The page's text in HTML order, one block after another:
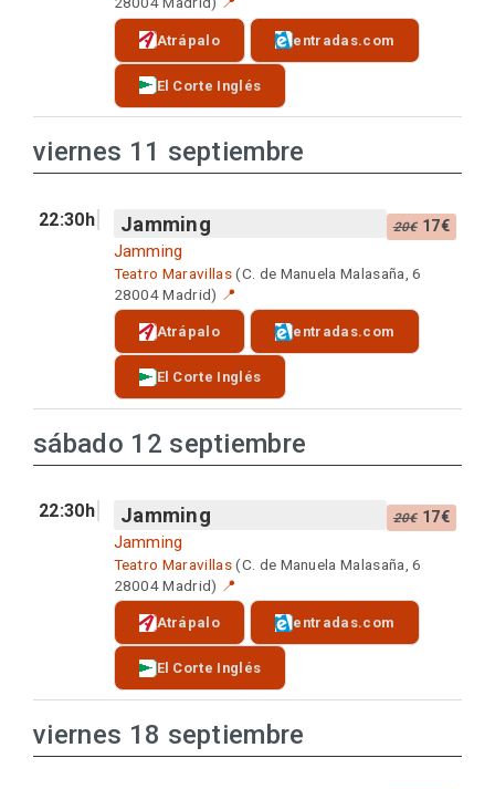
Atrápalo entradas.com
El Corte Inglés
viernes 11 septiembre
22:30h Jamming 20€17€
Jamming
Teatro Maravillas(C. de Manuela Malasaña, 6
28004 Madrid) 📍
Atrápalo entradas.com
El Corte Inglés
sábado 12 septiembre
22:30h Jamming 20€17€
Jamming
Teatro Maravillas(C. de Manuela Malasaña, 6
28004 Madrid) 📍
Atrápalo entradas.com
El Corte Inglés
viernes 18 septiembre